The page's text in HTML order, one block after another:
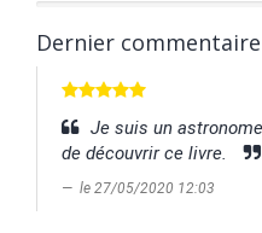
Dernier
Je suis un
de découvrir ce livre.
le 27/05/2020 12:03